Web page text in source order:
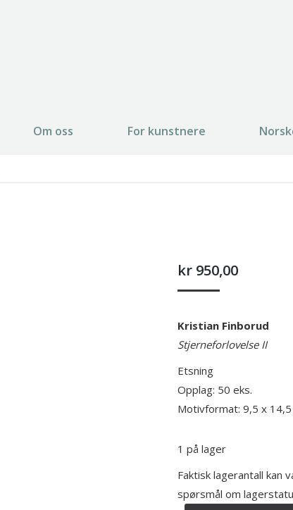
Om oss For kunstnere
kr 950,00
Kristian Finborud
Stjerneforlovelse II
Etsning
Opplag: 50 eks.
Motivformat: 9,5 x 14,5
1 på lager
Faktisk lagerantall kan
spørsmål om